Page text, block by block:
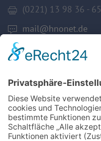
(0221) 13 98 36 - 65
mail@hnonet.de
Services
Für MFA
Arztsuche
Mitgliederbereich